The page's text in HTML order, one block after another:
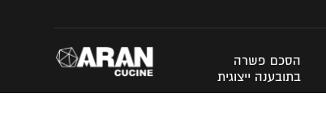
הסכם פשרה
בתובענה ייצוגית